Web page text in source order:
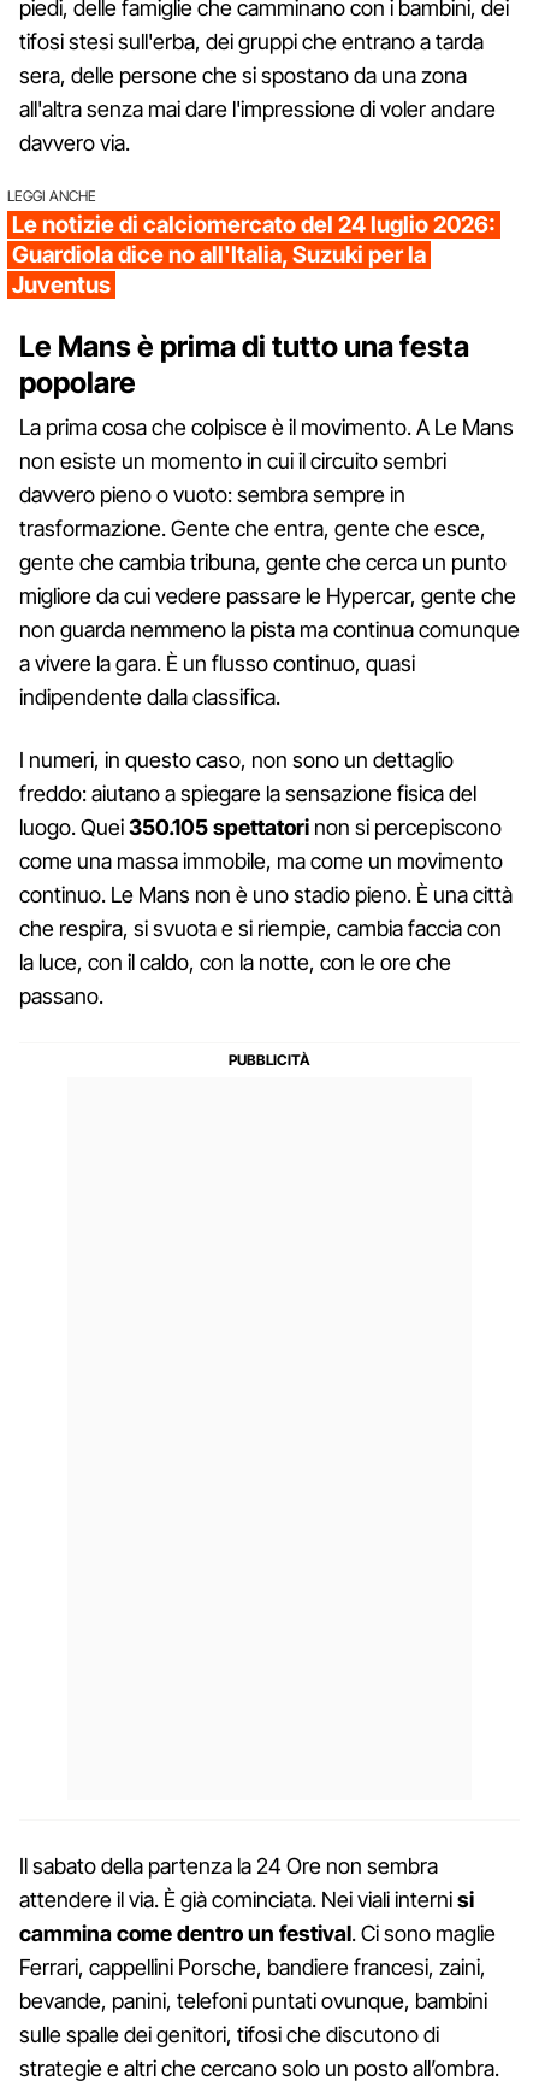
piedi, delle famiglie che camminano con i bambini, dei
tifosi stesi sull'erba, dei gruppi che entrano a tarda
sera, delle persone che si spostano da una zona
all'altra senza mai dare l'impressione di voler andare
davvero via.
LEGGI ANCHE
Le notizie di calciomercato del 24 luglio 2026:
Guardiola dice no all'Italia, Suzuki per la
Juventus
Le Mans è prima di tutto una festa
popolare
La prima cosa che colpisce è il movimento. A Le Mans
non esiste un momento in cui il circuito sembri
davvero pieno o vuoto: sembra sempre in
trasformazione. Gente che entra, gente che esce,
gente che cambia tribuna, gente che cerca un punto
migliore da cui vedere passare le Hypercar, gente che
non guarda nemmeno la pista ma continua comunque
a vivere la gara. È un flusso continuo, quasi
indipendente dalla classifica.
I numeri, in questo caso, non sono un dettaglio
freddo: aiutano a spiegare la sensazione fisica del
luogo. Quei350.105 spettatori non si percepiscono
come una massa immobile, ma come un movimento
continuo. Le Mans non è uno stadio pieno. È una città
che respira, si svuota e si riempie, cambia faccia con
la luce, con il caldo, con la notte, con le ore che
passano.
Il sabato della partenza la 24 Ore non sembra
attendere il via. È già cominciata. Nei viali internisi
cammina come dentro un festival. Ci sono maglie
Ferrari, cappellini Porsche, bandiere francesi, zaini,
bevande, panini, telefoni puntati ovunque, bambini
sulle spalle dei genitori, tifosi che discutono di
strategie e altri che cercano solo un posto all’ombra.